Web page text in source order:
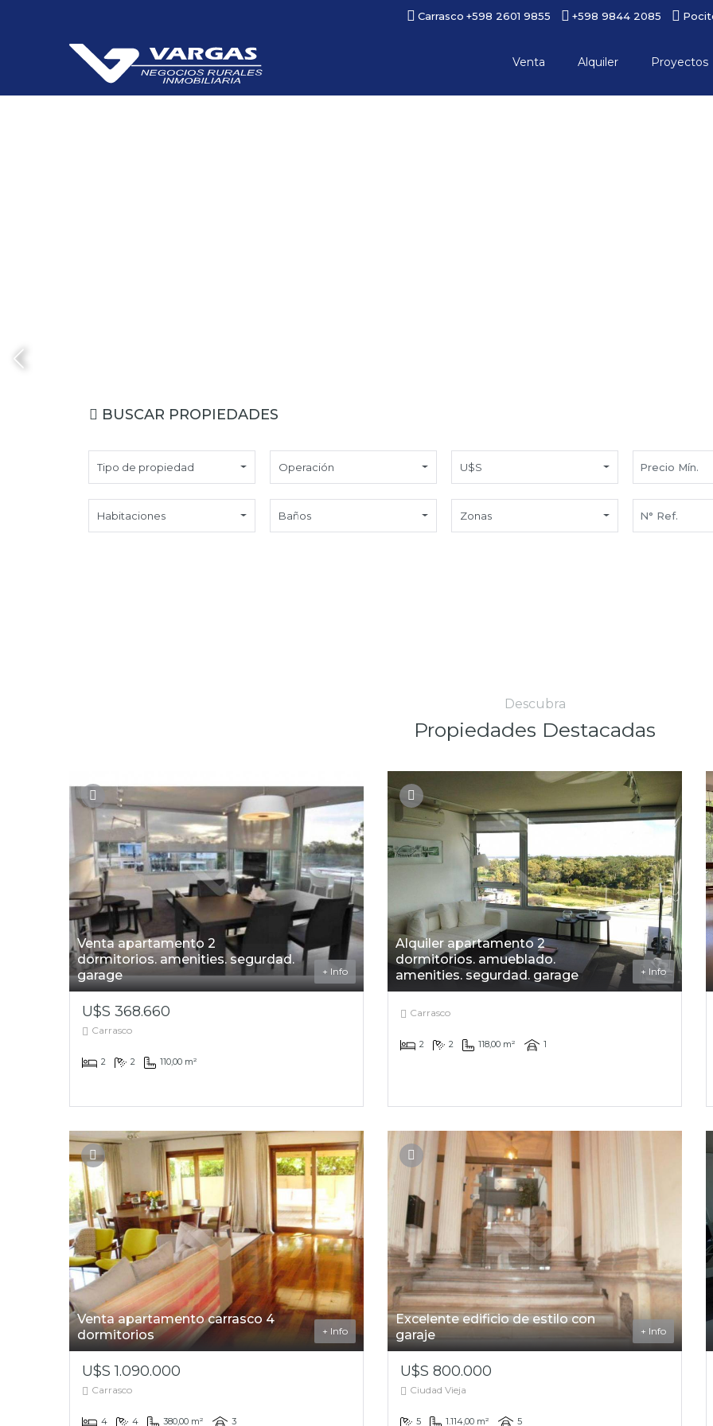
Carrasco +598 2601 9855 +598 9844 2085
Venta Alquiler Proyectos
BUSCAR PROPIEDADES
Tipo de propiedad Operación U$S
Habitaciones Baños Zonas
Descubra
Propiedades Destacadas
Venta apartamento 2
dormitorios. amenities. segurdad.
garage
+ Info
U$S 368.660
Carrasco
2 2 110,00 m²
Alquiler apartamento 2
dormitorios. amueblado.
amenities. segurdad. garage
+ Info
Carrasco
2 2 118,00 m² 1
Venta apartamento carrasco 4
dormitorios
+ Info
U$S 1.090.000
Carrasco
4 4 380,00 m² 3
Excelente edificio de estilo con
garaje
+ Info
U$S 800.000
Ciudad Vieja
5 1.114,00 m² 5